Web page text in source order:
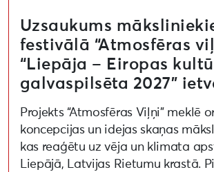
Uzsaukums
festivālā “Atmosfēras
“Liepāja – Eiropas
galvaspilsēta 2027”
Projekts “Atmosfēras Viļņi” meklē
koncepcijas un idejas skaņas
kas reaģētu uz vēja un klimata
Liepājā, Latvijas Rietumu krastā.